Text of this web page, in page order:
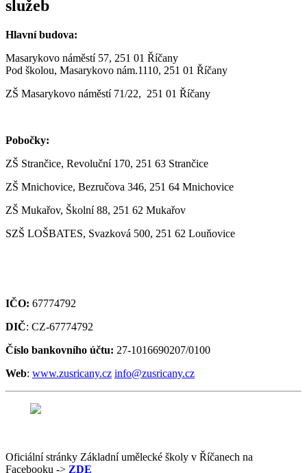
služeb
Hlavní budova:
Masarykovo náměstí 57, 251 01 Říčany
Pod školou, Masarykovo nám.1110, 251 01 Říčany
ZŠ Masarykovo náměstí 71/22, 251 01 Říčany
Pobočky:
ZŠ Strančice, Revoluční 170, 251 63 Strančice
ZŠ Mnichovice, Bezručova 346, 251 64 Mnichovice
ZŠ Mukařov, Školní 88, 251 62 Mukařov
SZŠ LOŠBATES, Svazková 500, 251 62 Louňovice
IČO: 67774792
DIČ: CZ-67774792
Číslo bankovního účtu: 27-1016690207/0100
Web: www.zusricany.cz info@zusricany.cz
Oficiální stránky Základní umělecké školy v Říčanech na
Facebooku -> ZDE